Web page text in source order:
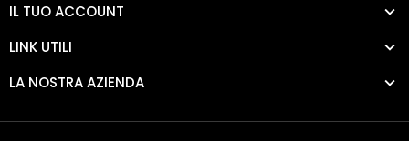
IL TUO ACCOUNT
LINK UTILI
LA NOSTRA AZIENDA